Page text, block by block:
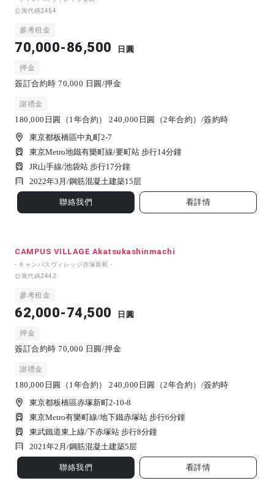
公寓代碼2454
參考租金
70,000-86,500 日圓
押金
簽訂合約時 70,000 日圓/押金
謝禮金
180,000日圓（1年合約） 240,000日圓（2年合約）/簽約時
東京都板橋區中丸町2-7
東京Metro地鐵有樂町線/要町站 步行14分鐘
JR山手線/池袋站 步行17分鐘
2022年3月/鋼筋混凝土建築15 层
聯絡我們 看詳情
CAMPUS VILLAGE Akatsukashinmachi
- キャンパスヴィレッジ赤塚新町 -
公寓代碼2442
參考租金
62,000-74,500 日圓
押金
簽訂合約時 70,000 日圓/押金
謝禮金
180,000日圓（1年合約） 240,000日圓（2年合約）/簽約時
東京都板橋區赤塚新町2-10-8
東京Metro有樂町線/地下鐵赤塚站 步行6分鐘
東武鐵道東上線/下赤塚站 步行8分鐘
2021年2月/鋼筋混凝土建築5 层
聯絡我們 看詳情